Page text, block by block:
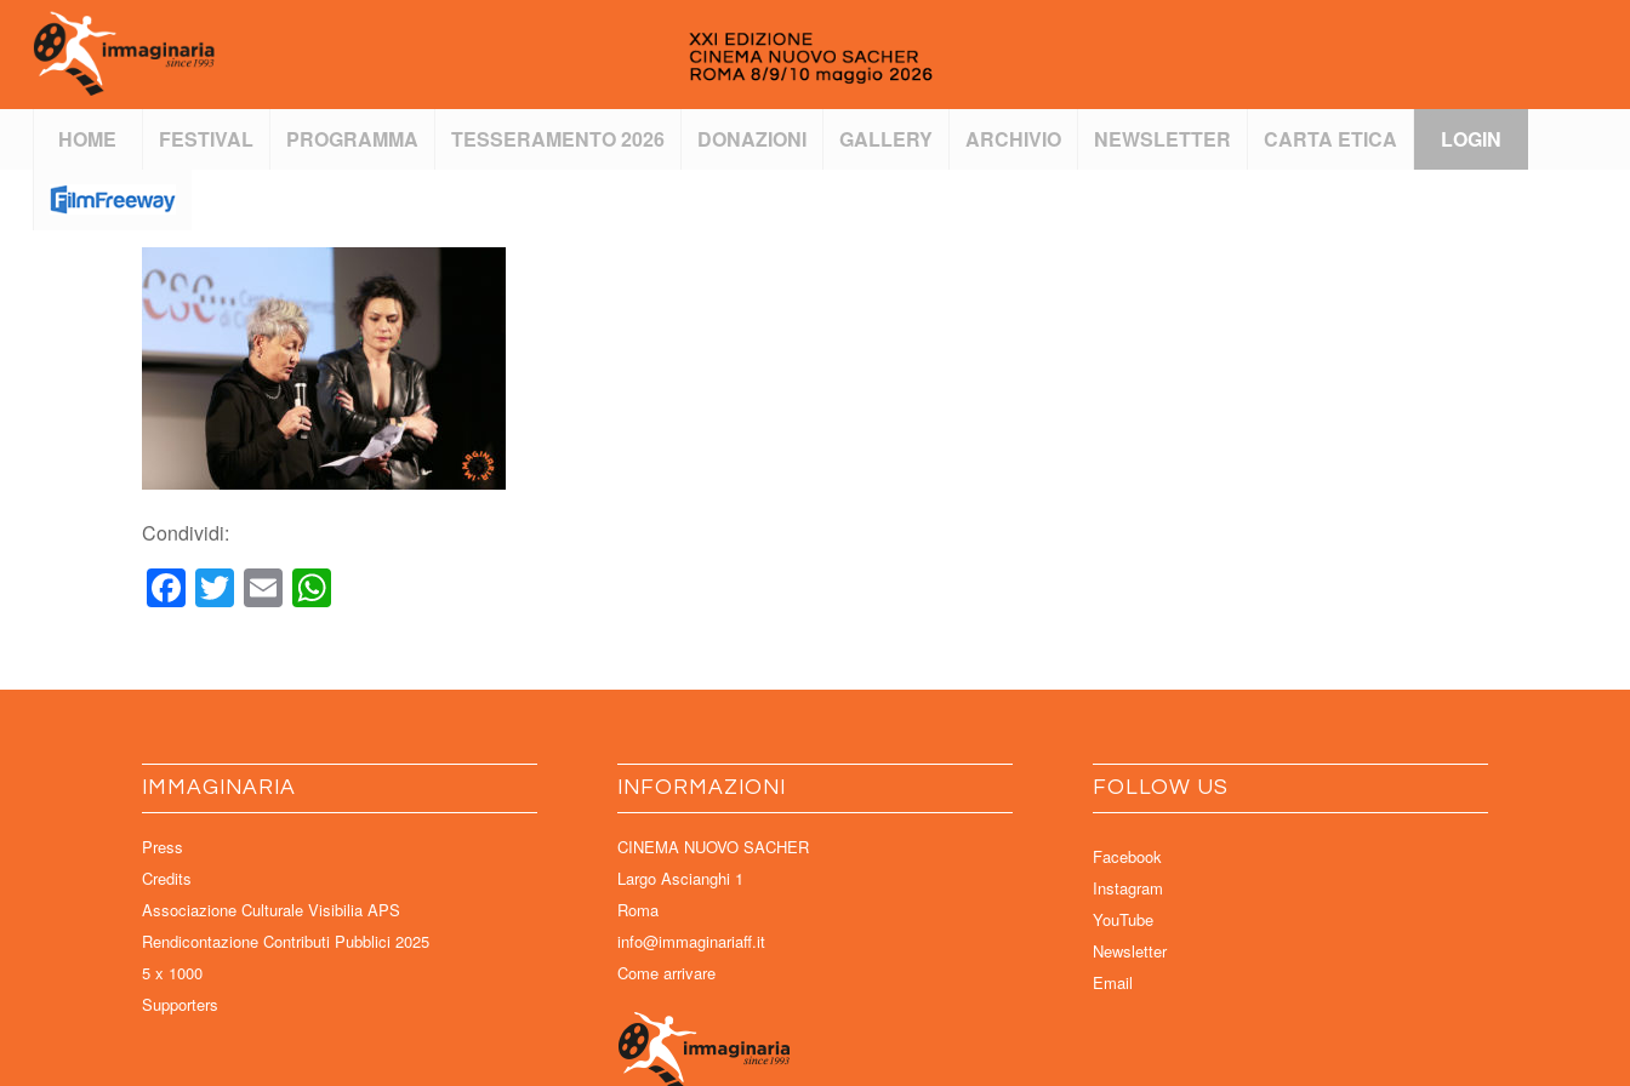
HOME FESTIVAL PROGRAMMA TESSERAMENTO 2026 DONAZIONI GALLERY ARCHIVIO NEWSLETTER CARTA ETICA LOGIN
Condividi:
Facebook
Twitter
Email
IMMAGINARIA
Press
Credits
Associazione Culturale Visibilia APS
Rendicontazione Contributi Pubblici 2025
5 x 1000
Supporters
INFORMAZIONI
CINEMA NUOVO SACHER
Largo Ascianghi 1
Roma
info@immaginariaff.it
Come arrivare
FOLLOW US
Facebook
Instagram
YouTube
Newsletter
Email